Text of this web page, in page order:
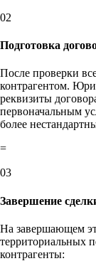
02
Подготовка
После проверки
контрагентом.
реквизиты
первоначальным
более
=
03
Завершение
На завершающем
территориальных
контрагенты: